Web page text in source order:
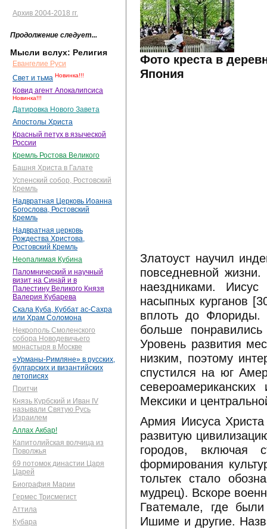
Архив 2004-2018 гг.
Продолжение следует...
Мысли вслух: Религия
Евангелие Руси
Свет и тьма Новинка!!!
Ковид агент Апокалипсиса
Новинка!!!
Датировка Нового Завета
Апостолы Христа
Красный петух в языческой
России
Кремль Ростова Великого
Башня Христа в Галате
Успенский собор, Ростовский
Кремль
Надвратная Церковь Иоанна
Богослова, Ростовский
Кремль
Надвратная церковь
Рождества Христова,
Ростовский Кремль
Неопалимая Кубина
Паломнический и научный
визит на Синай и в
Палестину Великого Князя
Валерия Кубарева
Скала Куба, Куббат ас-Сахра
или Храм Соломона
Некрополь Смоленского
собора Новодевичьего
монастыря в Москве
«Урманы-Римляне» в русских,
булгарских и византийских
летописях
Притчи
Князь Курбский и Иван IV
называли Святую Русь
Израилем
Аллах Акбар!
Капитолийская волчица из
Поволжья
69 потомок династии Царя
Царей
Биография Марии
Гермес Трисмегист
Аттила
Кубара
Фото креста в
Япония
Златоуст научил
повседневной
наездниками.
насыпных курганов
вплоть до Флориды.
больше
Уровень развития
низким, поэтому
спустился на юг
Мексики и
Армия Иисуса Христа
развитую
городов, включая
формирования
тольтек стало
мудрец). Вскоре
Гватемале, где
Ишиме и другие.